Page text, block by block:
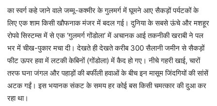
का स्वर्ग कहे जाने वाले जम्मू-कश्मीर के गुलमर्ग में घूमने आए सैकड़ों पर्यटकों के
लिए एक शाम किसी खौफनाक मंजर में बदल गई। दुनिया के सबसे ऊंचे और मशहूर
रोपवे सिस्टम्स में से एक ‘गुलमर्ग गोंडोला’ में अचानक आई तकनीकी खराबी ने पल
भर में चीख-पुकार मचा दी। देखते ही देखते करीब 300 सैलानी जमीन से सैकड़ों
फीट ऊपर हवा में लटकी केबिनों (गोंडोला) में कैद हो गए। नीचे गहरी खाई, चारों
तरफ घना जंगल और पहाड़ों की बर्फीली हवाओं के बीच इन मासूम जिंदगियों की सांसें
अटक गईं। इस भयानक संकट के समय हर कोई बस किसी चमत्कार की दुआ कर
रहा था।